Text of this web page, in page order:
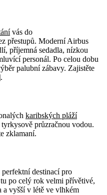
vás do
přestupů. Moderní Airbus
příjemná sedadla, nízkou
personál. Po celou dobu
palubní zábavy. Zajistěte
.
karibských pláží
průzračnou vodou.
zklamaní.
destinací pro
po celý rok velmi přívětivé,
a vyšší v létě ve vlhkém